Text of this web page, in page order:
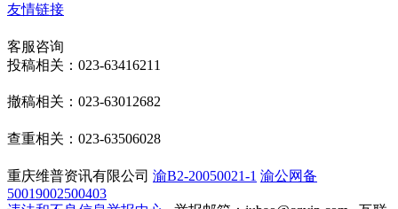
友情链接
客服咨询
投稿相关：023-63416211
撤稿相关：023-63012682
查重相关：023-63506028
重庆维普资讯有限公司 渝B2-20050021-1 渝公网备
50019002500403